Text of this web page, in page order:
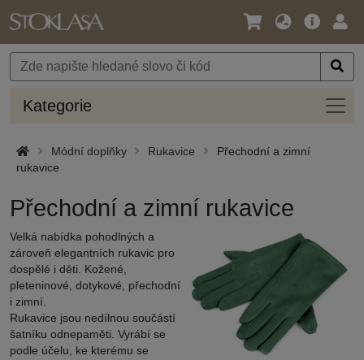
Jazyk
Měna
Hlavní
Kategorie
Módní doplňky Rukavice
Přechodní a zimní
rukavice
Přechodní a zimní rukavice
Velká nabídka pohodlných a
zároveň elegantních rukavic pro
dospělé i děti. Kožené,
pleteninové, dotykové, přechodní
i zimní.
Rukavice jsou nedílnou součástí
šatníku odnepaměti. Vyrábí se
podle účelu, ke kterému se